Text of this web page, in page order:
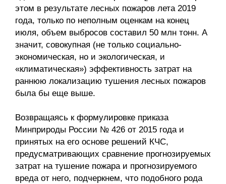
этом в результате лесных пожаров лета 2019
года, только по неполным оценкам на конец
июля, объем выбросов составил 50 млн тонн. А
значит, совокупная (не только социально-
экономическая, но и экологическая, и
«климатическая») эффективность затрат на
раннюю локализацию тушения лесных пожаров
была бы еще выше.
Возвращаясь к формулировке приказа
Минприроды России № 426 от 2015 года и
принятых на его основе решений КЧС,
предусматривающих сравнение прогнозируемых
затрат на тушение пожара и прогнозируемого
вреда от него, подчеркнем, что подобного рода